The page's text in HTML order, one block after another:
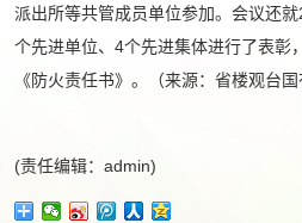
派出所等共管成员单位参加。会议还
个先进单位、4个先进集体进行了表彰
《防火责任书》。（来源：省楼观台
(责任编辑：admin)